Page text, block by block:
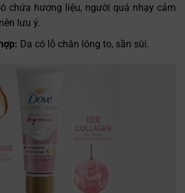
chứa hương liệu, người quá nhạy cảm
lưu ý.
Da có lỗ chân lông to, sần sùi.